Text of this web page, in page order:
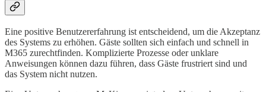
Eine positive Benutzererfahrung ist entscheidend, um die Akzeptanz
des Systems zu erhöhen. Gäste sollten sich einfach und schnell in
M365 zurechtfinden. Komplizierte Prozesse oder unklare
Anweisungen können dazu führen, dass Gäste frustriert sind und
das System nicht nutzen.